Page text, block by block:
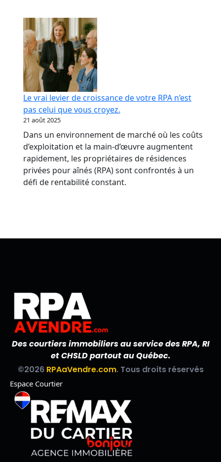
Le vrai levier de croissance de votre RPA n’est
pas celui que vous croyez.
21 août 2025
Dans un environnement de marché où les coûts
d’exploitation et la main-d’œuvre augmentent
rapidement, les propriétaires de résidences
privées pour aînés (RPA) sont confrontés à un
défi de rentabilité constant.
Des courtiers immobiliers au service des RPA, RI
et CHSLD partout au Québec.
©2026 RPAaVendre.com. Tous droits réservés
Espace Courtier